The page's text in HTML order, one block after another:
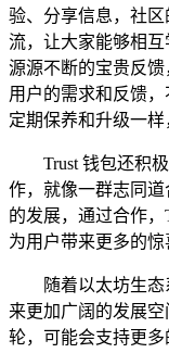
验、分享信息，社
流，让大家能够相
源源不断的宝贵反
用户的需求和反馈
定期保养和升级一样
Trust 钱包还积
作，就像一群志同
的发展，通过合作
为用户带来更多的惊
随着以太坊生
来更加广阔的发展
轮，可能会支持更